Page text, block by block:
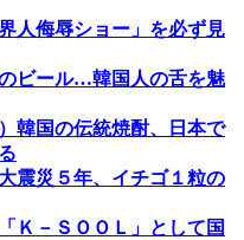
人侮辱ショー」を必ず見
ビール…韓国人の舌を魅
韓国の伝統焼酎、日本で
震災５年、イチゴ１粒の
Ｋ－ＳＯＯＬ」として国